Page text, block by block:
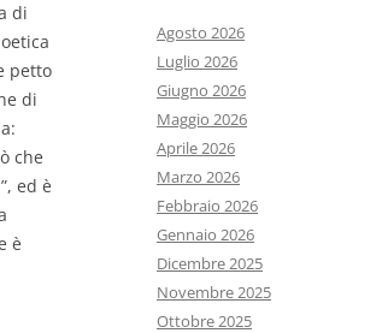
di
petto
di
che
ed è
è
Agosto 2026
Luglio 2026
Giugno 2026
Maggio 2026
Aprile 2026
Marzo 2026
Febbraio 2026
Gennaio 2026
Dicembre 2025
Novembre 2025
Ottobre 2025